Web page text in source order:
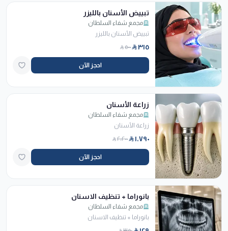
تبييض الأسنان بالليزر
مجمع شفاء السلطان
تبييض الأسنان بالليزر
٣١٥ ٥٠٠
احجز الآن
زراعة الأسنان
مجمع شفاء السلطان
زراعة الأسنان
١٬٧٩٠ ٢٬٢٠٠
احجز الآن
بانوراما + تنظيف الاسنان
مجمع شفاء السلطان
بانوراما + تنظيف الاسنان